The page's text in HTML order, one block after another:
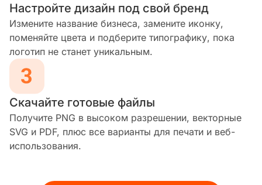
Настройте дизайн под свой бренд
Измените название бизнеса, замените иконку,
поменяйте цвета и подберите типографику, пока
логотип не станет уникальным.
Скачайте готовые файлы
Получите PNG в высоком разрешении, векторные
SVG и PDF, плюс все варианты для печати и веб-
использования.